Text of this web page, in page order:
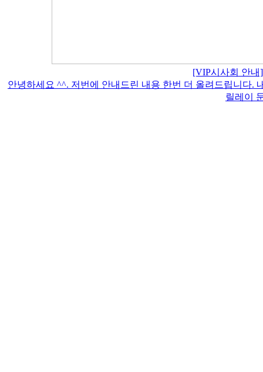
[VIP시사회 안내
안녕하세요 ^^. 저번에 안내드린 내용 한번 더 올려드립니다.
릴레이